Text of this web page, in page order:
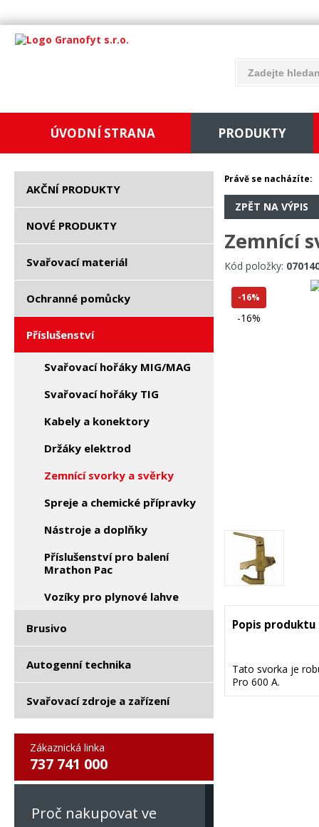
ÚVODNÍ STRANA PRODUKTY
AKČNÍ PRODUKTY
NOVÉ PRODUKTY
Svařovací materiál
Ochranné pomůcky
Příslušenství
Svařovací hořáky MIG/MAG
Svařovací hořáky TIG
Kabely a konektory
Držáky elektrod
Zemnící svorky a svěrky
Spreje a chemické přípravky
Nástroje a doplňky
Příslušenství pro balení
Mrathon Pac
Vozíky pro plynové lahve
Brusivo
Autogenní technika
Svařovací zdroje a zařízení
Zákaznická linka
737 741 000
Proč nakupovat ve
Právě se nacházíte:
ZPĚT NA VÝPIS
Zemnící
Kód položky:
-16%
-16%
Popis produktu
Tato svorka je
Pro 600 A.